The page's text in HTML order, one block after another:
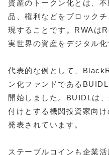
資産のトークン化とは、
品、権利などをブロック
現することです。RWAは
実世界の資産をデジタル化
代表的な例として、
ン化ファンドである
開始しました。BUIDLは
付けとする機関投資家向
発表されています。
ステーブルコインも企業